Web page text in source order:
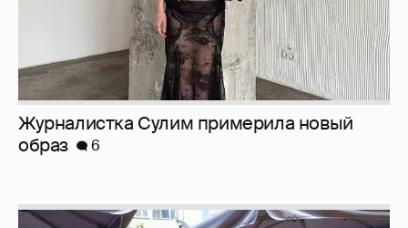
Журналистка Сулим примерила новый
образ
6